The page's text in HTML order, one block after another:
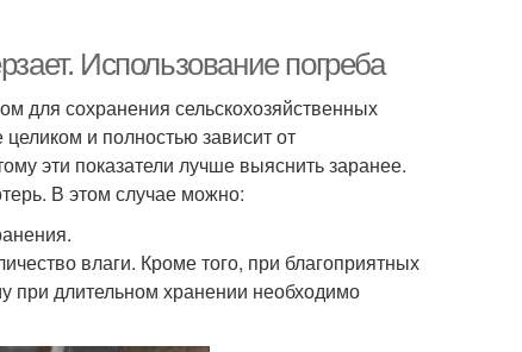
Использование погреба
для сохранения сельскохозяйственных
и полностью зависит от
эти показатели лучше выяснить заранее.
В этом случае можно:
влаги. Кроме того, при благоприятных
при длительном хранении необходимо